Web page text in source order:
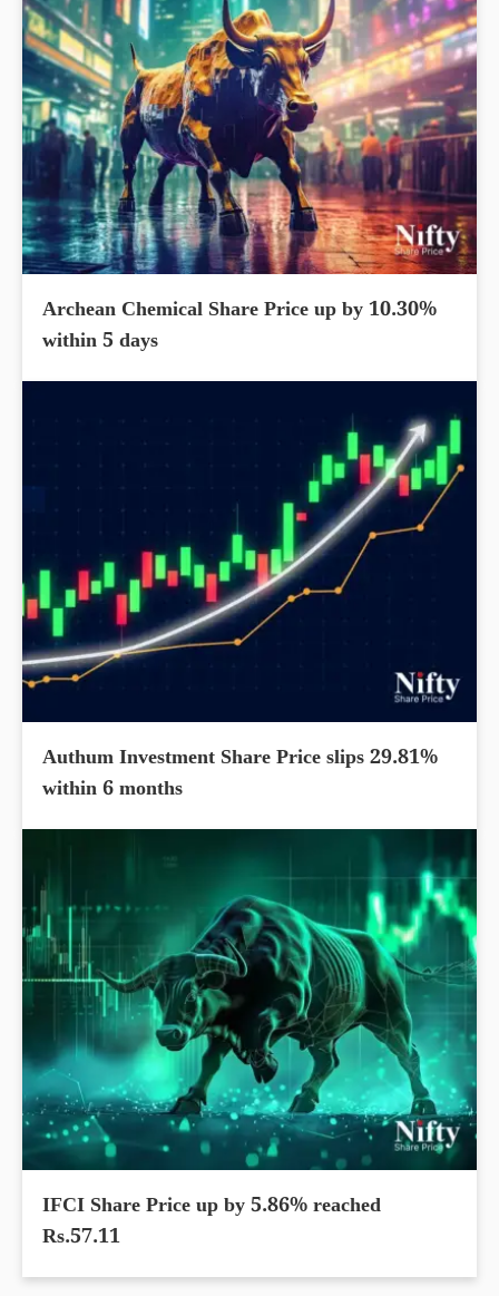
Archean Chemical Share Price up by 10.30%
within 5 days
Authum Investment Share Price slips 29.81%
within 6 months
IFCI Share Price up by 5.86% reached
Rs.57.11